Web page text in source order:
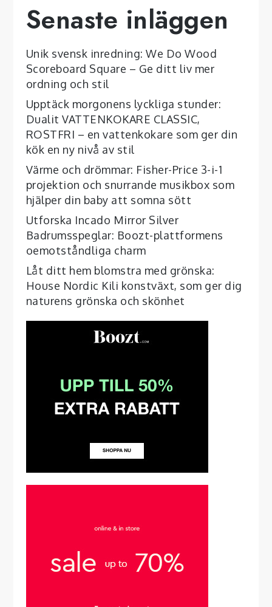
Senaste inläggen
Unik svensk inredning: We Do Wood
Scoreboard Square – Ge ditt liv mer
ordning och stil
Upptäck morgonens lyckliga stunder:
Dualit VATTENKOKARE CLASSIC,
ROSTFRI – en vattenkokare som ger din
kök en ny nivå av stil
Värme och drömmar: Fisher-Price 3-i-1
projektion och snurrande musikbox som
hjälper din baby att somna sött
Utforska Incado Mirror Silver
Badrumsspeglar: Boozt-plattformens
oemotståndliga charm
Låt ditt hem blomstra med grönska:
House Nordic Kili konstväxt, som ger dig
naturens grönska och skönhet